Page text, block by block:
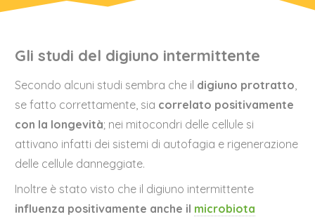
Gli studi del digiuno intermittente
Secondo alcuni studi sembra che il digiuno protratto,
se fatto correttamente, sia correlato positivamente
con la longevità; nei mitocondri delle cellule si
attivano infatti dei sistemi di autofagia e rigenerazione
delle cellule danneggiate.
Inoltre è stato visto che il digiuno intermittente
influenza positivamente anche il microbiota